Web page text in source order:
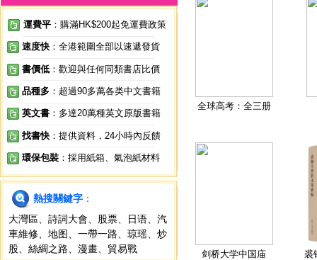
運費平 ：購滿HK$200起免運費政策
速度快 ：全港範圍全部以速遞發貨
書價低 ：歡迎與任何同類書店比價
品種多 ：超過90多萬各类中文書籍
英文書 ：多達20萬種英文原版書籍
找書快 ：提供資料，24小時內反饋
環保包裝 ：採用紙箱、氣泡紙材料
熱搜關鍵字 ：
大灣區
詩詞大會 股票 日语
汽
車維修
地图 一帶一路 琼瑶
炒
股
絲綢之路 漫畫 貿易戰
全球高考：全三册
剑桥大学中国庙 裘